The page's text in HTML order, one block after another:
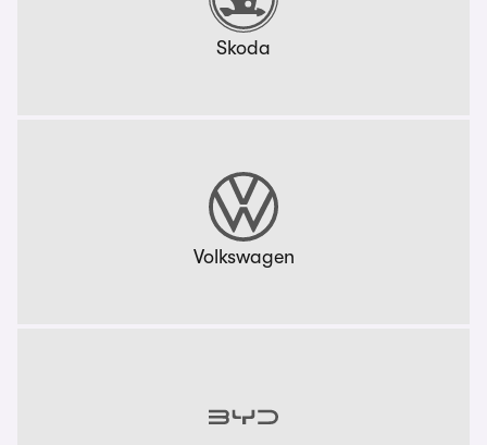
Skoda
Volkswagen